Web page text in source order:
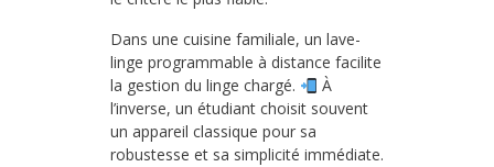
Dans une cuisine familiale, un lave-
linge programmable à distance facilite
la gestion du linge chargé.
À
l’inverse, un étudiant choisit souvent
un appareil classique pour sa
robustesse et sa simplicité immédiate.